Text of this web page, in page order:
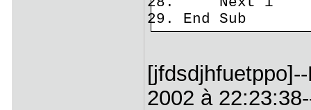
End Sub
2002 à